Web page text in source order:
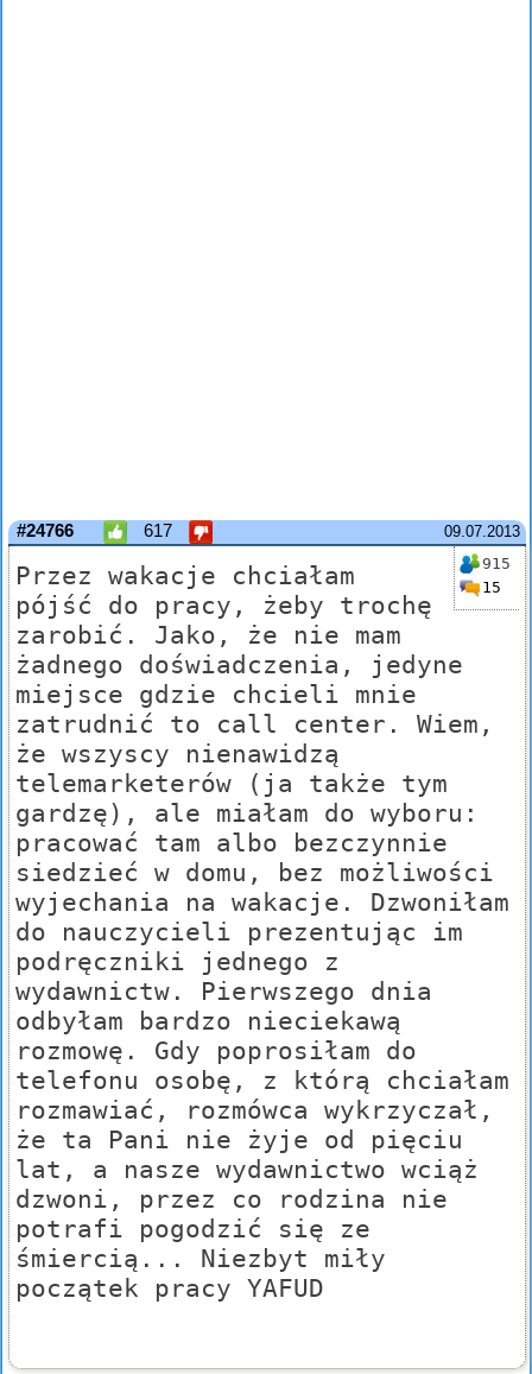
09.07.2013
#24766 617
915
15
Przez wakacje chciałam
pójść do pracy, żeby trochę
zarobić. Jako, że nie mam
żadnego doświadczenia, jedyne
miejsce gdzie chcieli mnie
zatrudnić to call center. Wiem,
że wszyscy nienawidzą
telemarketerów (ja także tym
gardzę), ale miałam do wyboru:
pracować tam albo bezczynnie
siedzieć w domu, bez możliwości
wyjechania na wakacje. Dzwoniłam
do nauczycieli prezentując im
podręczniki jednego z
wydawnictw. Pierwszego dnia
odbyłam bardzo nieciekawą
rozmowę. Gdy poprosiłam do
telefonu osobę, z którą chciałam
rozmawiać, rozmówca wykrzyczał,
że ta Pani nie żyje od pięciu
lat, a nasze wydawnictwo wciąż
dzwoni, przez co rodzina nie
potrafi pogodzić się ze
śmiercią... Niezbyt miły
początek pracy YAFUD